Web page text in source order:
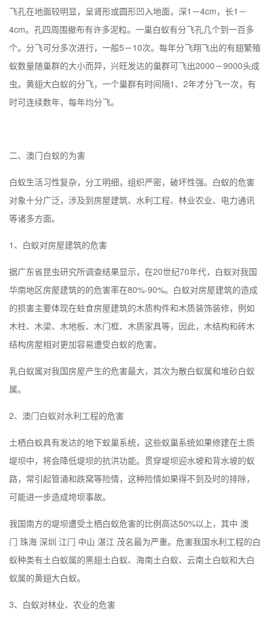
飞孔在地面较明显，呈肾形或圆形凹入地面，深1－4cm，长1－
4cm。孔四周围撤布有许多泥粒。一巢白蚁有分飞孔几个到一百多
个。分飞可分多次进行，一般5－10次。每年分飞翔飞出的有翅繁殖
蚁数量随巢群的大小而异，兴旺发达的巢群可飞出2000－9000头成
虫。黄翅大白蚁的分飞，一个巢群有时间隔1、2年才分飞一次，有
时可连续数年，每年均分飞。
二、 澳门白蚁的为害
白蚁生活习性复杂，分工明细，组织严密，破坏性强。白蚁的危害
对象十分广泛，涉及到房屋建筑、水利工程、林业农业、电力通讯
等诸多方面。
1、白蚁对房屋建筑的危害
据广东省昆虫研究所调查结果显示，在20世纪70年代，白蚁对我国
华南地区房屋建筑的的危害率在80%-90%。白蚁对房屋建筑的造成
的损害主要体现在蛀食房屋建筑的木质构件和木质装饰装修，例如
木柱、木梁、木地板、木门框、木质家具等，因此，木结构和砖木
结构房屋相对更加容易遭受白蚁的危害。
乳白蚁属对我国房屋产生的危害最大，其次为散白蚁属和堆砂白蚁
属。
2、 澳门白蚁对水利工程的危害
土栖白蚁具有发达的地下蚁巢系统，这些蚁巢系统如果修建在土质
堤坝中，将会降低堤坝的抗洪功能。贯穿堤坝迎水坡和背水坡的蚁
路，常引起管涌和跌窝等险情，这种险情如果得不到及时的排除，
可能进一步造成垮坝事故。
我国南方的堤坝遭受土栖白蚁危害的比例高达50%以上，其中 澳
门 珠海 深圳 江门 中山 湛江 茂名最为严重。危害我国水利工程的白
蚁种类有土白蚁属的黑翅土白蚁、海南土白蚁、云南土白蚁和大白
蚁属的黄翅大白蚁。
3、白蚁对林业、农业的危害